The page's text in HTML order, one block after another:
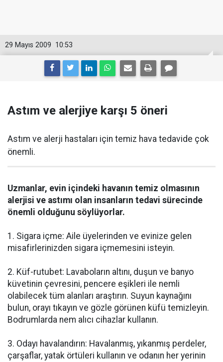
10:53
29 Mayıs 2009
Astım ve alerjiye karşı 5 öneri
Astım ve alerji hastaları için temiz hava tedavide çok
önemli.
Uzmanlar, evin içindeki havanın temiz olmasının
alerjisi ve astımı olan insanların tedavi sürecinde
önemli olduğunu söylüyorlar.
1. Sigara içme: Aile üyelerinden ve evinize gelen
misafirlerinizden sigara içmemesini isteyin.
2. Küf-rutubet: Lavaboların altını, duşun ve banyo
küvetinin çevresini, pencere eşikleri ile nemli
olabilecek tüm alanları araştırın. Suyun kaynağını
bulun, orayı tıkayın ve gözle görünen küfü temizleyin.
Bodrumlarda nem alıcı cihazlar kullanın.
3. Odayı havalandırın: Havalanmış, yıkanmış perdeler,
çarşaflar, yatak örtüleri kullanın ve odanın her yerinin